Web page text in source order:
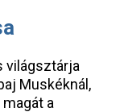
világsztárja
Muskéknál,
a